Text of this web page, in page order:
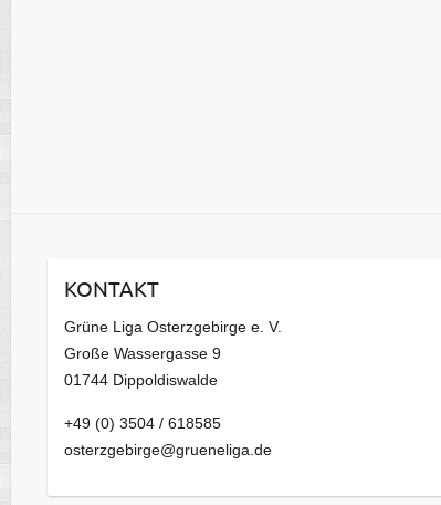
KONTAKT
Grüne Liga Osterzgebirge e. V.
Große Wassergasse 9
01744 Dippoldiswalde
+49 (0) 3504 / 618585
osterzgebirge@grueneliga.de